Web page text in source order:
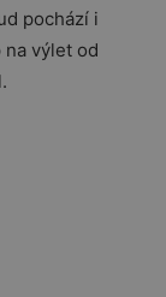
pochází i
na výlet od